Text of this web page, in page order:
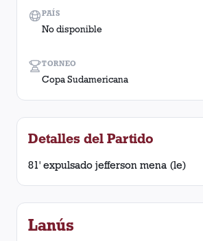
TORNEO
Copa Sudamericana
PAÍS
No disponible
Detalles del Partido
81' expulsado jefferson mena (le)
Lanús